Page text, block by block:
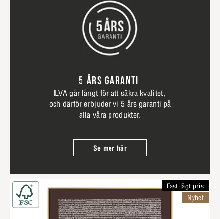
5 ÅRS GARANTI
ILVA går långt för att säkra kvalitet,
och därför erbjuder vi 5 års garanti på
alla våra produkter.
Se mer här
Fast lågt pris
Nyhet